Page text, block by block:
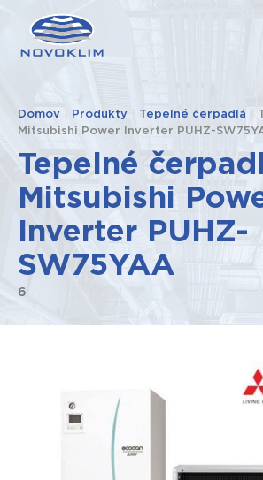
Domov Produkty Tepelné čerpadlá
Mitsubishi Power Inverter PUHZ-
Tepelné
Mitsubishi
Inverter PUHZ-
SW75YAA
6